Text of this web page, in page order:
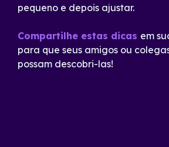
pequeno e depois ajustar.
Compartilhe estas dicas em
para que seus amigos ou
possam descobri-las!